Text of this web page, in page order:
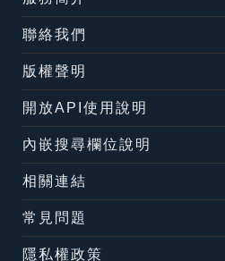
聯絡我們
版權聲明
開放API使用說明
內嵌搜尋欄位說明
相關連結
常見問題
隱私權政策